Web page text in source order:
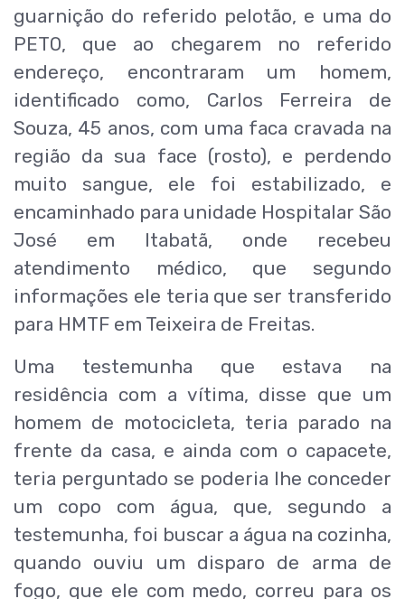
guarnição do referido pelotão, e uma do
PETO, que ao chegarem no referido
endereço, encontraram um homem,
identificado como, Carlos Ferreira de
Souza, 45 anos, com uma faca cravada na
região da sua face (rosto), e perdendo
muito sangue, ele foi estabilizado, e
encaminhado para unidade Hospitalar São
José em Itabatã, onde recebeu
atendimento médico, que segundo
informações ele teria que ser transferido
para HMTF em Teixeira de Freitas.
Uma testemunha que estava na
residência com a vítima, disse que um
homem de motocicleta, teria parado na
frente da casa, e ainda com o capacete,
teria perguntado se poderia lhe conceder
um copo com água, que, segundo a
testemunha, foi buscar a água na cozinha,
quando ouviu um disparo de arma de
fogo, que ele com medo, correu para os